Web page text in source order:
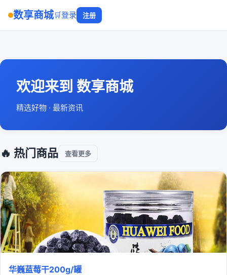
数享商城🛒登录 注册
欢迎来到 数享商城
精选好物 · 最新资讯
🔥 热门商品 查看更多
华巍蓝莓干200g/罐